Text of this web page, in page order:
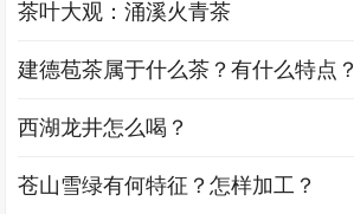
茶叶大观：涌溪火青茶
建德苞茶属于什么茶？有什么特点？
西湖龙井怎么喝？
苍山雪绿有何特征？怎样加工？